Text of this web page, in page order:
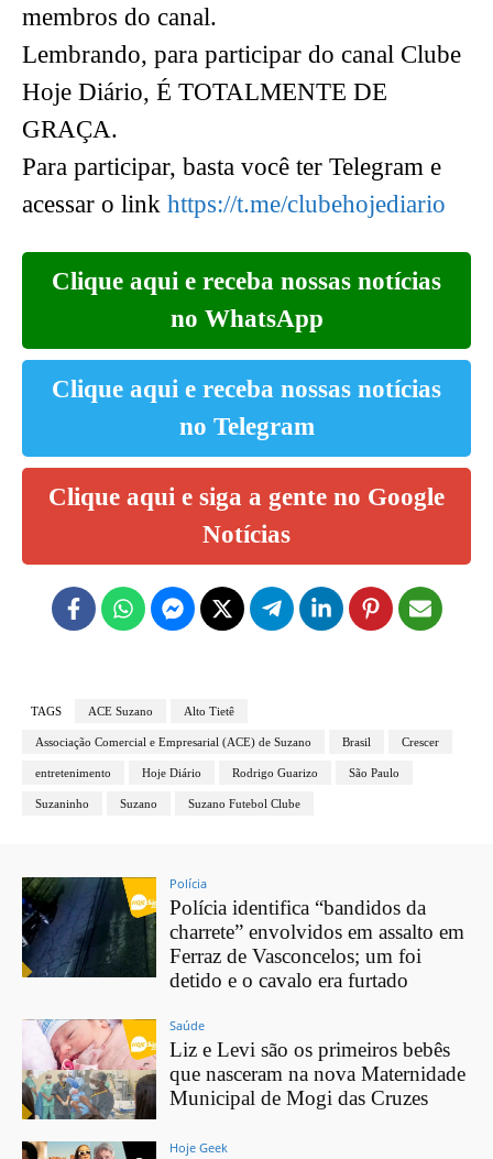
membros do canal.
Lembrando, para participar do canal Clube
Hoje Diário, É TOTALMENTE DE
GRAÇA.
Para participar, basta você ter Telegram e
acessar o link https://t.me/clubehojediario
Clique aqui e receba nossas notícias
no WhatsApp
Clique aqui e receba nossas notícias
no Telegram
Clique aqui e siga a gente no Google
Notícias
TAGS ACE Suzano Alto Tietê
Associação Comercial e Empresarial (ACE) de Suzano Brasil Crescer
entretenimento Hoje Diário Rodrigo Guarizo São Paulo
Suzaninho Suzano Suzano Futebol Clube
Polícia
Polícia identifica “bandidos da
charrete” envolvidos em assalto em
Ferraz de Vasconcelos; um foi
detido e o cavalo era furtado
Saúde
Liz e Levi são os primeiros bebês
que nasceram na nova Maternidade
Municipal de Mogi das Cruzes
Hoje Geek